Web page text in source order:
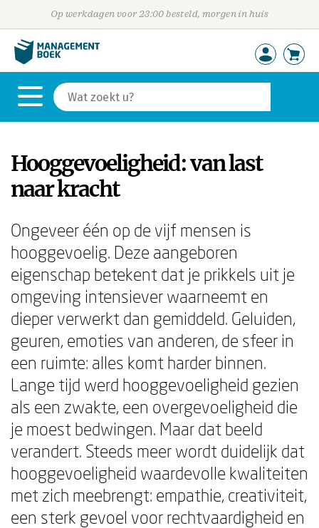
Op werkdagen voor 23:00 besteld, morgen in huis
Hooggevoeligheid: van last
naar kracht
Ongeveer één op de vijf mensen is
hooggevoelig. Deze aangeboren
eigenschap betekent dat je prikkels uit je
omgeving intensiever waarneemt en
dieper verwerkt dan gemiddeld. Geluiden,
geuren, emoties van anderen, de sfeer in
een ruimte: alles komt harder binnen.
Lange tijd werd hooggevoeligheid gezien
als een zwakte, een overgevoeligheid die
je moest bedwingen. Maar dat beeld
verandert. Steeds meer wordt duidelijk dat
hooggevoeligheid waardevolle kwaliteiten
met zich meebrengt: empathie, creativiteit,
een sterk gevoel voor rechtvaardigheid en